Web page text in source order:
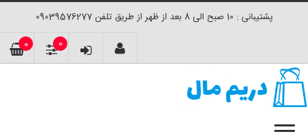
پشتیبانی : 10 صبح الی 8 بعد از ظهر از طریق تلفن 09039576277
0 0